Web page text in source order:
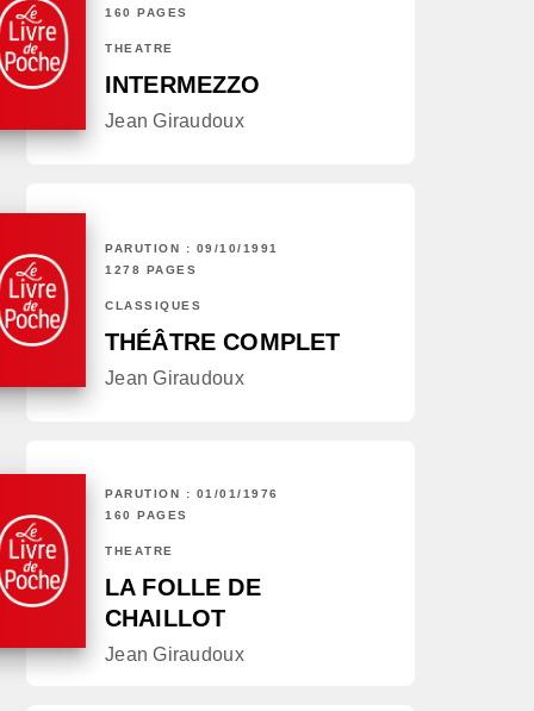
160 PAGES
THÉÂTRE
INTERMEZZO
Jean Giraudoux
PARUTION : 09/10/1991
1278 PAGES
CLASSIQUES
THÉÂTRE COMPLET
Jean Giraudoux
PARUTION : 01/01/1976
160 PAGES
THÉÂTRE
LA FOLLE DE
CHAILLOT
Jean Giraudoux